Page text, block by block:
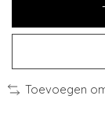
Toevoegen